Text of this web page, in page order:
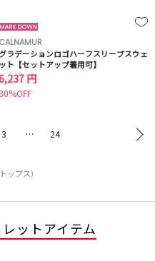
CALNAMUR
ラデーションロゴハーフスリーブスウェ
ット【セットアップ着用可】
円
3 … 24
ップス）
ットアイテム